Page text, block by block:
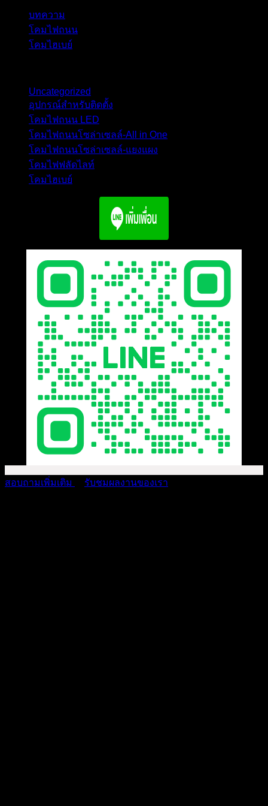
บทความ
โคมไฟถนน
โคมไฮเบย์
Uncategorized
อุปกรณ์สำหรับติดตั้ง
โคมไฟถนน LED
โคมไฟถนนโซล่าเซลล์-All in One
โคมไฟถนนโซล่าเซลล์-แยงแผง
โคมไฟฟลัดไลท์
โคมไฮเบย์
สอบถามเพิ่มเติม รับชมผลงานของเรา